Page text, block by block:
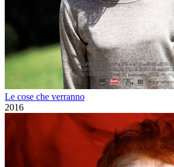
Le cose che verranno
2016